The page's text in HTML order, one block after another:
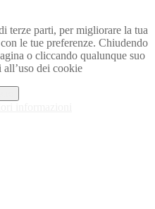
terze parti, per migliorare la tua
le tue preferenze. Chiudendo
o cliccando qualunque suo
all’uso dei cookie